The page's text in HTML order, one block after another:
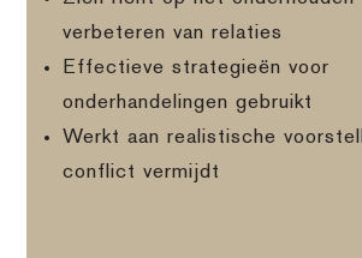
verbeteren van relaties
Effectieve strategieën voor
onderhandelingen gebruikt
Werkt aan realistische
conflict vermijdt